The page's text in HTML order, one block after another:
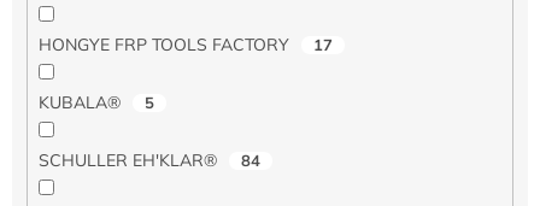
HONGYE FRP TOOLS FACTORY 17
KUBALA® 5
SCHULLER EH'KLAR® 84